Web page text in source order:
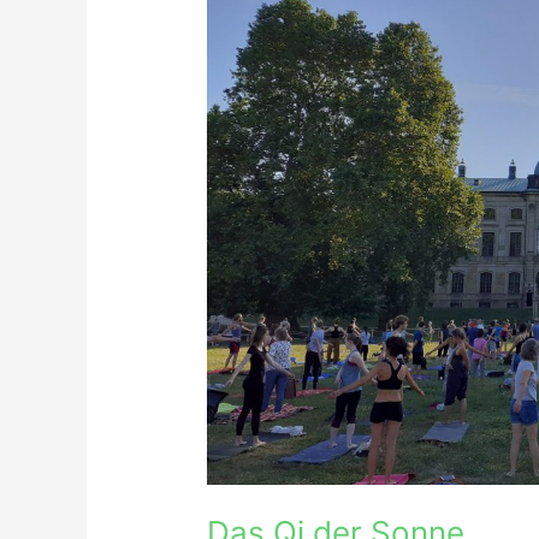
Sonne